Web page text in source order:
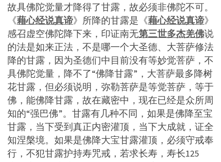
故具佛陀觉量才降得了甘露，故必须非佛陀不可。
《藉心经说真谛》所降的甘露是《藉心经说真谛》
感召虚空佛陀降下来，印证南无第三世多杰羌佛说
的法是如来正法，不是哪一个大圣德、大菩萨修法
降的甘露，因为圣德们中目前没有等妙觉菩萨，不
具佛陀觉量，降不了“佛降甘露”，大菩萨最多降树
花甘露，但必须说明，弥勒菩萨是等觉菩萨，等于
佛，能佛降甘露，故在藏密中，现在已经是众所周
知的“强巴佛”。甘露有几种不同，如果是佛降至宝
甘露，当下受到真正内密灌顶，当下大成就，证全
知涅槃境。如果是佛降大宝甘露灌顶，必须守戒奉
行，不犯甘露护持寿咒戒，若求长寿，寿长125